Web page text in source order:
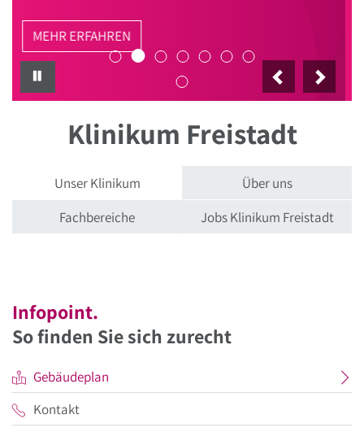
MEHR ERFAHREN
Klinikum Freistadt
Unser Klinikum
Fachbereiche
Über uns
Jobs Klinikum Freistadt
Infopoint.
So finden Sie sich zurecht
Gebäudeplan
Kontakt